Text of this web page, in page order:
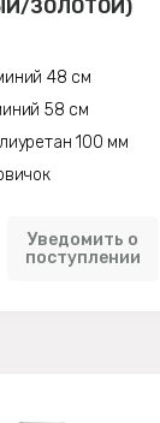
ЗОЛОТОЙ)
48 см
58 см
100 мм
Уведомить о
поступлении